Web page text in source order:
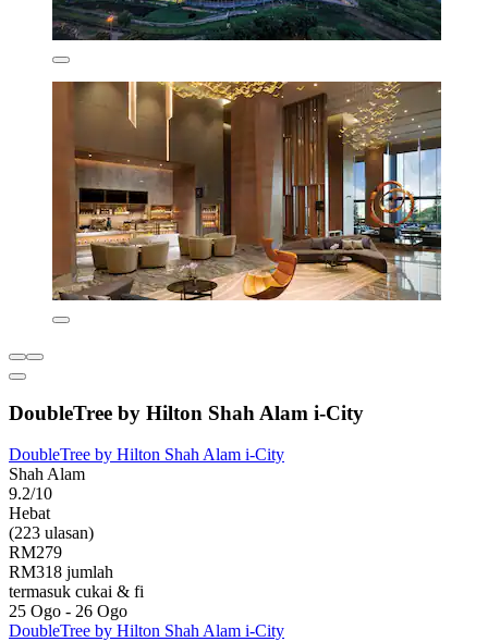
DoubleTree by Hilton Shah Alam i-City
DoubleTree by Hilton Shah Alam i-City
Shah Alam
9.2/10
Hebat
(223 ulasan)
RM279
RM318 jumlah
termasuk cukai & fi
25 Ogo - 26 Ogo
DoubleTree by Hilton Shah Alam i-City